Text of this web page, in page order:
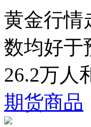
黄金行
数均好于
26.2万人
期货商品